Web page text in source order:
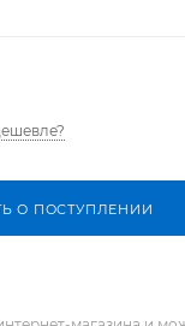
О ПОСТУПЛЕНИИ